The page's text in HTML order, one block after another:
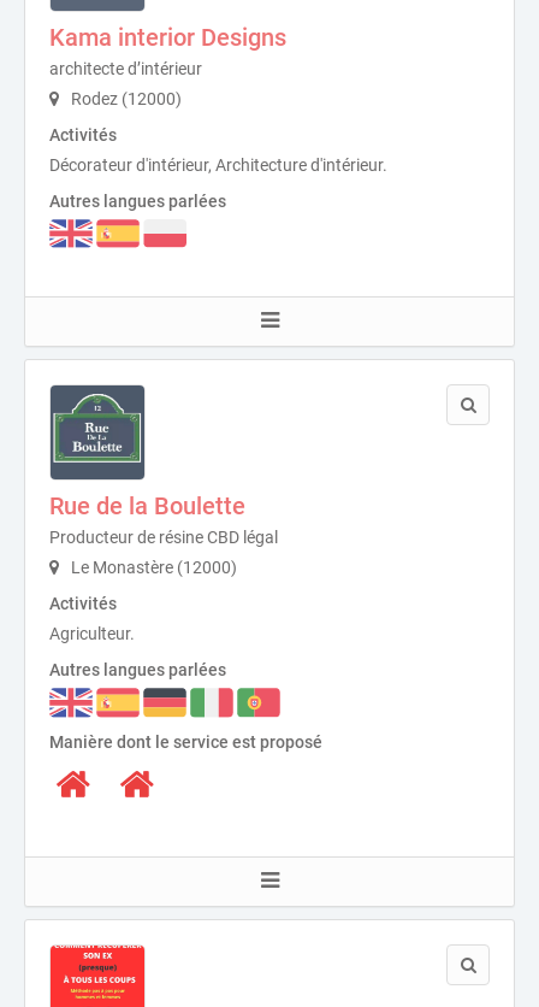
Kama interior Designs
architecte d’intérieur
Rodez (12000)
Activités
Décorateur d'intérieur, Architecture d'intérieur.
Autres langues parlées
Rue de la Boulette
Producteur de résine CBD légal
Le Monastère (12000)
Activités
Agriculteur.
Autres langues parlées
Manière dont le service est proposé